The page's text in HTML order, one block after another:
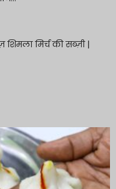
शिमला मिर्च की सब्ज़ी |